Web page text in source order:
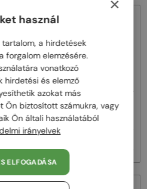
48/72
Dior—Napszemüvegek
DIORB23 S4I - 64A0 V - 56
48/72
×
használ
a hirdetések
forgalom elemzésére.
vonatkozó
hirdetési és elemző
azokat más
Ön biztosított számukra, vagy
Ön általi használatából
irányelvek
ELFOGADÁSA